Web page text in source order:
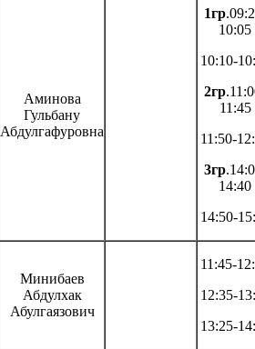
Аминова
Гульбану
Абдулгафуровна
1гр
10:05
10:10-
2гр
11:45
11:50-
3гр
14:40
14:50-
Минибаев
Абдулхак
Абулгаязович
11:45-
12:35-
13:25-